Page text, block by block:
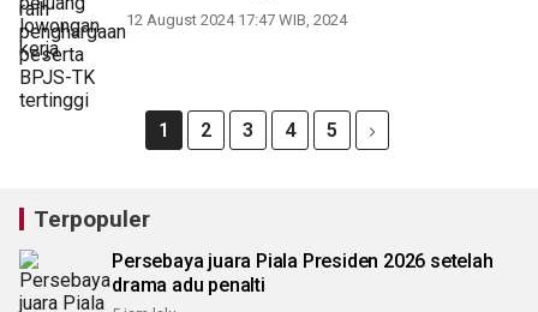
12 August 2024 17:47 WIB, 2024
1 2 3 4 5
Terpopuler
Persebaya juara Piala Presiden 2026 setelah
drama adu penalti